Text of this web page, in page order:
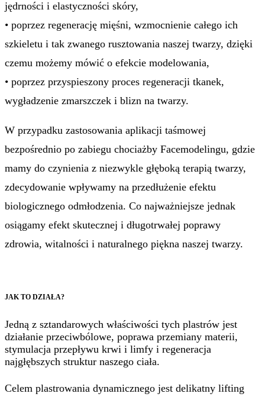
jędrności i elastyczności skóry,
• poprzez regenerację mięśni, wzmocnienie całego ich
szkieletu i tak zwanego rusztowania naszej twarzy, dzięki
czemu możemy mówić o efekcie modelowania,
• poprzez przyspieszony proces regeneracji tkanek,
wygładzenie zmarszczek i blizn na twarzy.
W przypadku zastosowania aplikacji taśmowej
bezpośrednio po zabiegu chociażby Facemodelingu, gdzie
mamy do czynienia z niezwykle głęboką terapią twarzy,
zdecydowanie wpływamy na przedłużenie efektu
biologicznego odmłodzenia. Co najważniejsze jednak
osiągamy efekt skutecznej i długotrwałej poprawy
zdrowia, witalności i naturalnego piękna naszej twarzy.
JAK TO DZIAŁA?
Jedną z sztandarowych właściwości tych plastrów jest
działanie przeciwbólowe, poprawa przemiany materii,
stymulacja przepływu krwi i limfy i regeneracja
najgłębszych struktur naszego ciała.
Celem plastrowania dynamicznego jest delikatny lifting